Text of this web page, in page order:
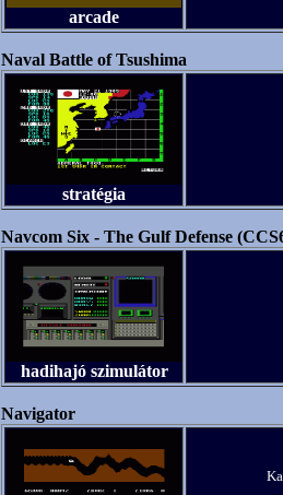
arcade
Naval Battle of Tsushima
stratégia
Navcom Six - The Gulf Defense
hadihajó szimulátor
Navigator